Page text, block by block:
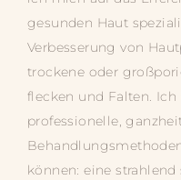
gesunden Haut
Verbesserung von
trockene oder
flecken und Falten.
professionelle,
können: eine